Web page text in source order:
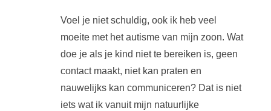
Voel je niet schuldig, ook ik heb veel
moeite met het autisme van mijn zoon. Wat
doe je als je kind niet te bereiken is, geen
contact maakt, niet kan praten en
nauwelijks kan communiceren? Dat is niet
iets wat ik vanuit mijn natuurlijke